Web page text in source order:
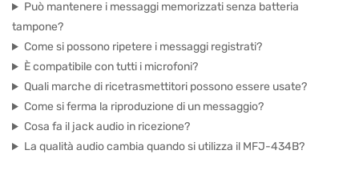
Può mantenere i messaggi memorizzati senza batteria
tampone?
Come si possono ripetere i messaggi registrati?
È compatibile con tutti i microfoni?
Quali marche di ricetrasmettitori possono essere usate?
Come si ferma la riproduzione di un messaggio?
Cosa fa il jack audio in ricezione?
La qualità audio cambia quando si utilizza il MFJ-434B?